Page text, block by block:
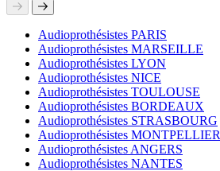
Audioprothésistes PARIS
Audioprothésistes MARSEILLE
Audioprothésistes LYON
Audioprothésistes NICE
Audioprothésistes TOULOUSE
Audioprothésistes BORDEAUX
Audioprothésistes STRASBOURG
Audioprothésistes MONTPELLIER
Audioprothésistes ANGERS
Audioprothésistes NANTES